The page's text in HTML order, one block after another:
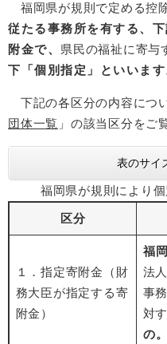
福岡県が規則で定める控
従たる事務所を有する、
附金で、 県民の福祉に寄与
下「個別指定」といいま
下記の各区分の内容につ
団体一覧 」の該当区分をご
表のサイ
福岡県が規則により
区分
１．指定寄附金（財
務大臣が指定する寄
附金 ）
福
法
事
対
の。